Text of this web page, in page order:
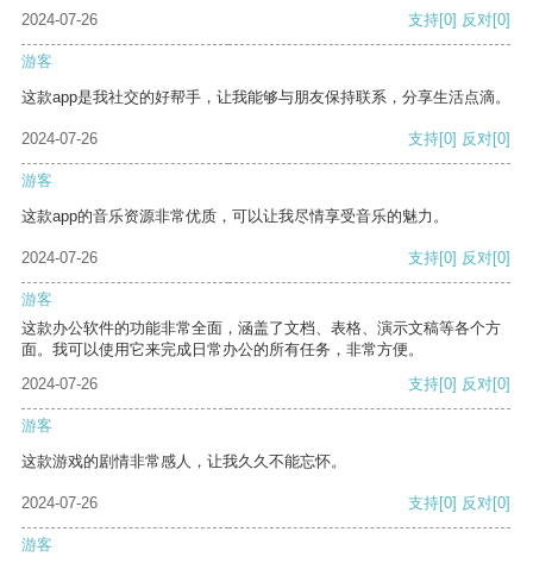
2024-07-26 支持[0] 反对[0]
游客
这款app是我社交的好帮手，让我能够与朋友保持联系，分享生活点滴。
2024-07-26 支持[0] 反对[0]
游客
这款app的音乐资源非常优质，可以让我尽情享受音乐的魅力。
2024-07-26 支持[0] 反对[0]
游客
这款办公软件的功能非常全面，涵盖了文档、表格、演示文稿等各个方
面。我可以使用它来完成日常办公的所有任务，非常方便。
2024-07-26
支持[0] 反对[0]
游客
这款游戏的剧情非常感人，让我久久不能忘怀。
2024-07-26 支持[0] 反对[0]
游客